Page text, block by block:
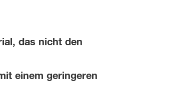
das nicht den
einem geringeren